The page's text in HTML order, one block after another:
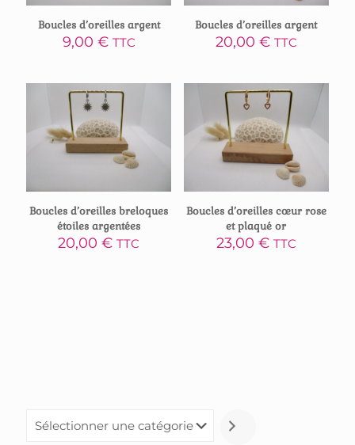
Boucles d’oreilles argent
9,00 € TTC
Boucles d’oreilles argent
20,00 € TTC
Boucles d’oreilles breloques
étoiles argentées
20,00€ TTC
Boucles d’oreilles cœur rose
et plaqué or
23,00 € TTC
Sélectionner
une